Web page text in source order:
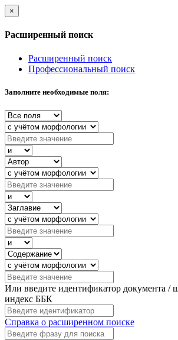
×
Расширенный поиск
Расширенный поиск
Профессиональный поиск
Заполните необходимые поля:
Или введите идентификатор документа /
индекс ББК
Справка о расширенном поиске